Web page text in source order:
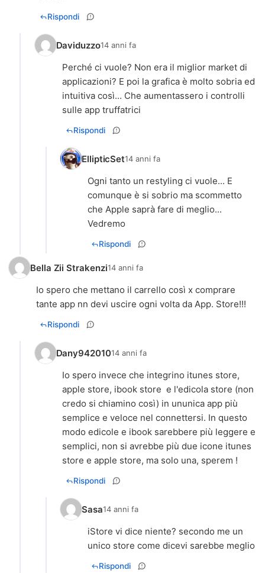
Rispondi
Daviduzzo14 anni fa
Perché ci vuole? Non era il miglior market di
applicazioni? E poi la grafica è molto sobria ed
intuitiva così... Che aumentassero i controlli
sulle app truffatrici
Rispondi
EllipticSet14 anni fa
Ogni tanto un restyling ci vuole... E
comunque è si sobrio ma scommetto
che Apple saprà fare di meglio...
Vedremo
Rispondi
Bella Zii Strakenzi14 anni fa
Io spero che mettano il carrello così x comprare
tante app nn devi uscire ogni volta da App. Store!!!
Rispondi
Dany94201014 anni fa
Io spero invece che integrino itunes store,
apple store, ibook store e l'edicola store (non
credo si chiamino così) in ununica app più
semplice e veloce nel connettersi. In questo
modo edicole e ibook sarebbere più leggere e
semplici, non si avrebbe più due icone itunes
store e apple store, ma solo una, sperem !
Rispondi
Sasa14 anni fa
iStore vi dice niente? secondo me un
unico store come dicevi sarebbe meglio
Rispondi